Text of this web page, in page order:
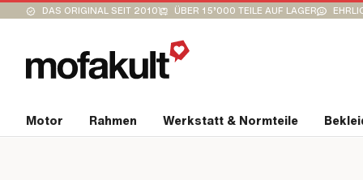
DAS ORIGINAL SEIT 2010 ÜBER 15’000 TEILE AUF LAGER
Motor Rahmen Werkstatt & Normteile